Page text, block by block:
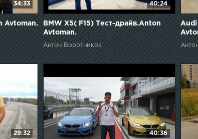
34:33
Avtoman.
40:24
BMW X5( F15) Тест-драйв.Anton
Avtoman.
Антон Воротников
Audi
29:32 40:36